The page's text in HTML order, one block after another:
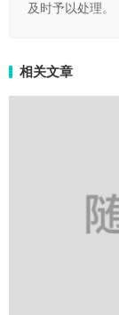
及时予以处理。
相关文章